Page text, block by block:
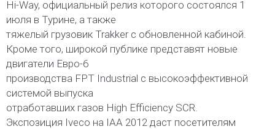
Hi-Way, официальный релиз которого состоялся 1
июля в Турине, а также
тяжелый грузовик Trakker с обновленной кабиной.
Кроме того, широкой публике представят новые
двигатели Евро-6
производства FPT Industrial с высокоэффективной
системой выпуска
отработавших газов High Efficiency SCR.
Экспозиция Iveco на IAA 2012 даст посетителям